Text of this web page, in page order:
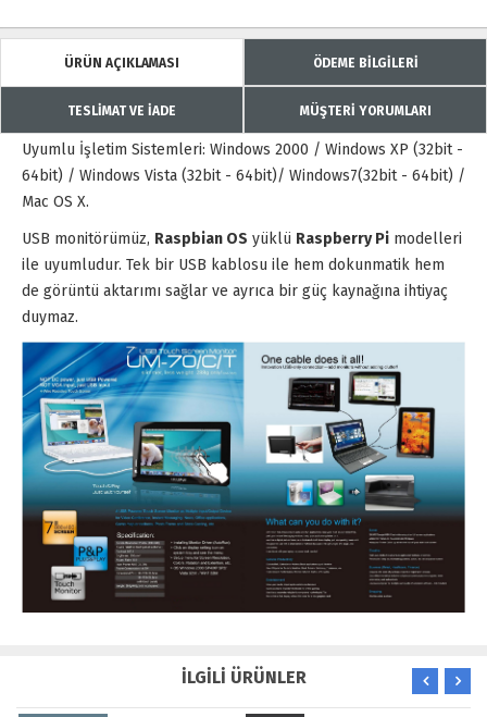
ÜRÜN AÇIKLAMASI ÖDEME BİLGİLERİ
TESLİMAT VE İADE MÜŞTERİ YORUMLARI
Uyumlu İşletim Sistemleri: Windows 2000 / Windows XP (32bit -
64bit) / Windows Vista (32bit - 64bit)/ Windows7(32bit - 64bit) /
Mac OS X.
USB monitörümüz, Raspbian OS yüklü Raspberry Pi modelleri
ile uyumludur. Tek bir USB kablosu ile hem dokunmatik hem
de görüntü aktarımı sağlar ve ayrıca bir güç kaynağına ihtiyaç
duymaz.
İLGİLİ ÜRÜNLER